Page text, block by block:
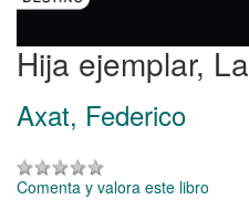
Hija ejemplar, La
Axat, Federico
Comenta y valora este libro